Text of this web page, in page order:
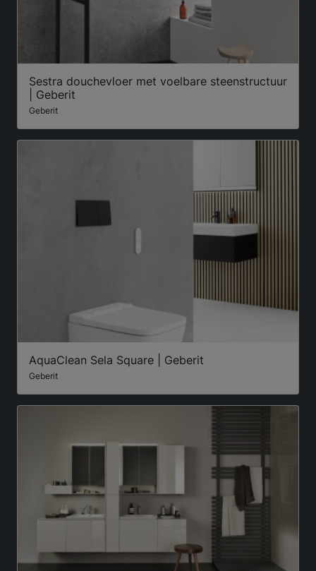
Sestra douchevloer met voelbare steenstructuur
| Geberit
Geberit
AquaClean Sela Square | Geberit
Geberit